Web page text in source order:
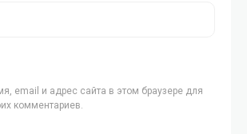
email и адрес сайта в этом браузере для
комментариев.